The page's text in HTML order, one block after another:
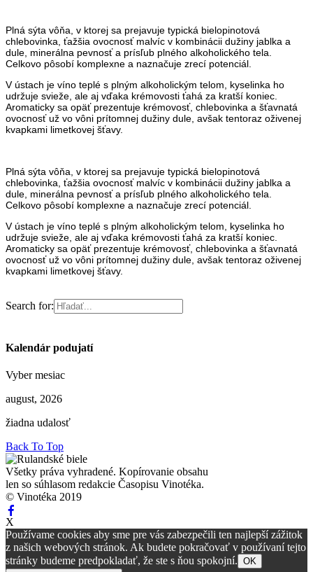
Plná sýta vôňa, v ktorej sa prejavuje typická bielopinotová
chlebovinka, ťažšia ovocnosť malvíc v kombinácii dužiny jablka a
dule, minerálna pevnosť a prísľub plného alkoholického tela.
Celkovo pôsobí komplexne a naznačuje zrecí potenciál.
V ústach je víno teplé s plným alkoholickým telom, kyselinka ho
udržuje svieže, ale aj vďaka krémovosti ťahá za kratší koniec.
Aromaticky sa opäť prezentuje krémovosť, chlebovinka a šťavnatá
ovocnosť už vo vôni prítomnej dužiny dule, avšak tentoraz oživenej
kvapkami limetkovej šťavy.
Plná sýta vôňa, v ktorej sa prejavuje typická bielopinotová
chlebovinka, ťažšia ovocnosť malvíc v kombinácii dužiny jablka a
dule, minerálna pevnosť a prísľub plného alkoholického tela.
Celkovo pôsobí komplexne a naznačuje zrecí potenciál.
V ústach je víno teplé s plným alkoholickým telom, kyselinka ho
udržuje svieže, ale aj vďaka krémovosti ťahá za kratší koniec.
Aromaticky sa opäť prezentuje krémovosť, chlebovinka a šťavnatá
ovocnosť už vo vôni prítomnej dužiny dule, avšak tentoraz oživenej
kvapkami limetkovej šťavy.
Search for:
Kalendár podujatí
Vyber mesiac
august, 2026
žiadna udalosť
Back To Top
Všetky práva vyhradené. Kopírovanie obsahu
len so súhlasom redakcie Časopisu Vinotéka.
© Vinotéka 2019
X
Používame cookies aby sme pre vás zabezpečili ten najlepší zážitok
z našich webových stránok. Ak budete pokračovať v používaní tejto
stránky budeme predpokladať, že ste s ňou spokojní. OK